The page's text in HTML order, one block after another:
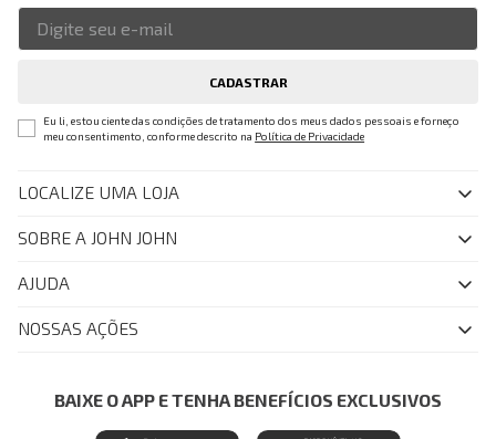
CADASTRAR
Eu li, estou ciente das condições de tratamento dos meus dados pessoais e forneço
meu consentimento, conforme descrito na Política de Privacidade
LOCALIZE UMA LOJA
SOBRE A JOHN JOHN
Quem Somos
John John Club
Painel de Privacidade
Central de Preferências
AJUDA
FAQ
NOSSAS AÇÕES
Azul Fidelidade
Mastercard
BAIXE O APP E TENHA BENEFÍCIOS EXCLUSIVOS